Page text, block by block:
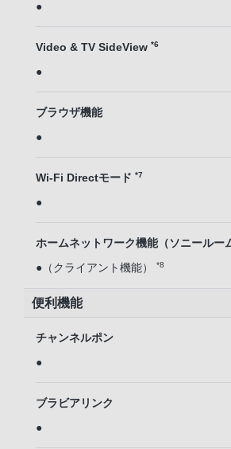
●
Video & TV SideView *6
●
ブラウザ機能
●
Wi-Fi Directモード *7
●
ホームネットワーク機能（ソニールー
●（クライアント機能） *8
便利機能
チャンネルポン
●
ブラビアリンク
●